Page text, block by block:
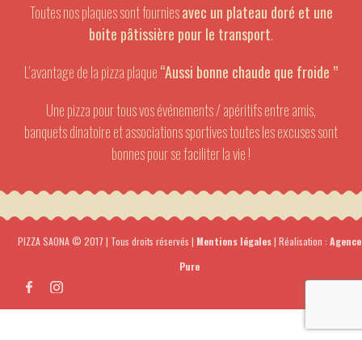
Toutes nos plaques sont fourniesavec un plateau doré et une
boite pâtissière pour le transport.
L’avantage de la pizza plaque“Aussi bonne chaude que froide ”
Une pizza pour tous vos événements / apéritifs entre amis,
banquets dinatoire et associations sportives toutes les excuses sont
bonnes pour se faciliter la vie !
PIZZA SAONA © 2017 | Tous droits réservés | Mentions légales| Réalisation : Agence
Pure